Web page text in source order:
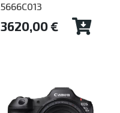
5666C013
3620,00 €